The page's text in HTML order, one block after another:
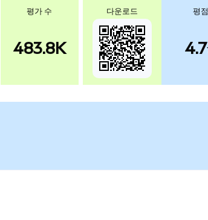
평가 수
483.8K
다운로드 평점
4.7